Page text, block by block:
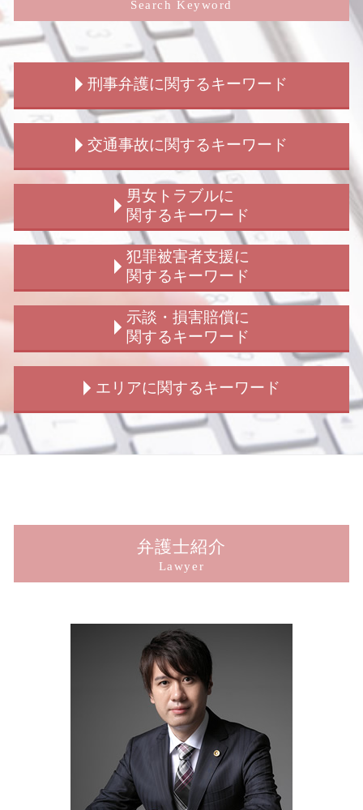
Search Keyword
刑事弁護に関するキーワード
窃盗罪 初犯
刑事事件 弁護士
不同意性交等罪 構成要件
拘禁刑 わかりやすく
刑事弁護 示談交渉
刑事弁護 被害者対応
刑事事件 種類
撮影罪 初犯
刑事弁護 法律事務所
刑事弁護 流れ
傷害罪 時効
刑事事件 不起訴
刑事弁護 どこまで
刑事弁護 無罪
刑事事件 民事 違い
交通事故に関するキーワード
交通事故 弁護士
交通事故 保険 解決
交通事故 解決 示談
交通事故 解決
交通事故 解決 流れ
交通事故 請求 相手方
交通事故 請求 物損
交通事故 弁護士 解決 期間
交通事故 休業補償
交通事故 人身
信号のない 交差点 事故 過失割合
交通事故 過失割合 納得 いかない
交通事故 解決策
交通事故 請求 流れ
交通事故 加害者 請求できるもの
男女トラブルに
関するキーワード
ストーカー被害 訴える
子供の認知 裁判
男女トラブル 相談
隠し子 子供の認知
結婚詐欺とは
結婚詐欺 訴えられた
男女トラブル 不倫
ストーカー 警察 動かない
結婚詐欺 慰謝料
子供の認知 弁護士
子供の認知 法律
男女トラブル 示談金
犯罪被害者支援に
関するキーワード
犯罪被害給付制度 見直し
窃盗被害 相談
犯罪被害給付制度 詐欺
犯罪被害給付制度 遺族
犯罪被害者支援 法律
窃盗 詐欺 横領
犯罪被害給付制度
犯罪被害給付制度とは
犯罪被害給付制度 問題点
犯罪被害給付制度 事故
強制わいせつ被害 相談
示談・損害賠償に
関するキーワード
損害賠償 請求 方法
示談 損害賠償
示談交渉 弁護士法
損害賠償 示談 訴訟
損害賠償 請求 親族
示談交渉 被害者側
パワハラ 損害賠償 示談
刑事事件 示談 損害賠償
示談交渉 被害者から
示談 損害賠償 時効
損害賠償 請求された
示談 損害賠償請求
エリアに関するキーワード
新宿 不倫トラブル
新宿 のぞき 被害
新宿 損害賠償請求
新宿 ストーカー相談
新宿 子供の認知 相談
新宿 交通事故 弁護士
新宿 交通事故 示談金
新宿 傷害致死 被害
新宿 賠償請求
弁護士紹介
Lawyer